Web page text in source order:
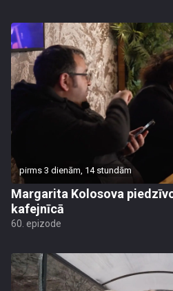
pirms 3 dienām, 14 stundām
Margarita Kolosova
kafejnīcā
60. epizode